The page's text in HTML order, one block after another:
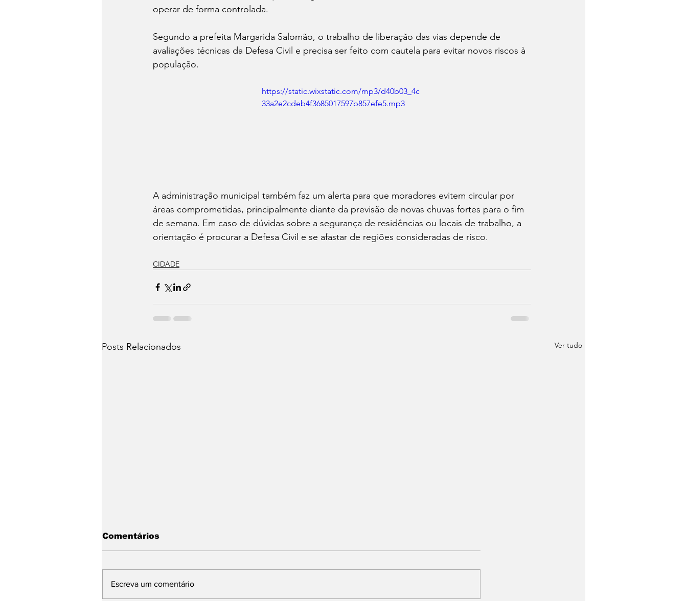
operar de forma controlada.
Segundo a prefeita Margarida Salomão, o trabalho de liberação das vias depende de
avaliações técnicas da Defesa Civil e precisa ser feito com cautela para evitar novos riscos à
população.
https://static.wixstatic.com/mp3/d40b03_4c
33a2e2cdeb4f3685017597b857efe5.mp3
A administração municipal também faz um alerta para que moradores evitem circular por
áreas comprometidas, principalmente diante da previsão de novas chuvas fortes para o fim
de semana. Em caso de dúvidas sobre a segurança de residências ou locais de trabalho, a
orientação é procurar a Defesa Civil e se afastar de regiões consideradas de risco.
CIDADE
Posts Relacionados Ver tudo
Comentários
Escreva um comentário